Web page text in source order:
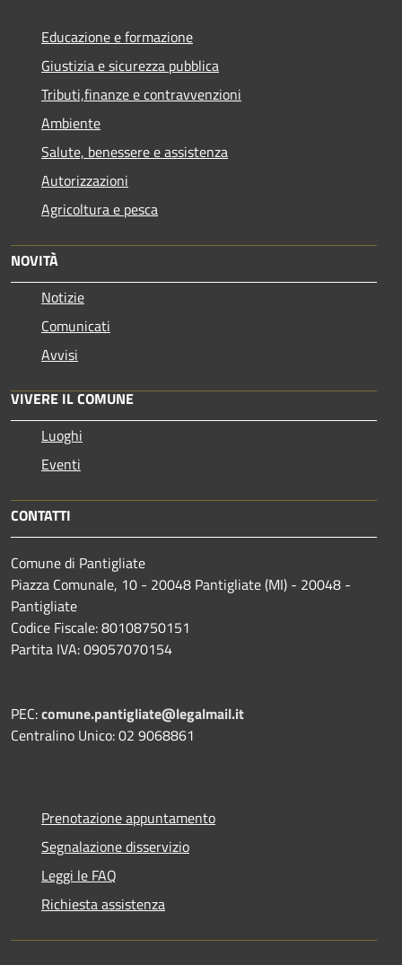
Educazione e formazione
Giustizia e sicurezza pubblica
Tributi,finanze e contravvenzioni
Ambiente
Salute, benessere e assistenza
Autorizzazioni
Agricoltura e pesca
NOVITÀ
Notizie
Comunicati
Avvisi
VIVERE IL COMUNE
Luoghi
Eventi
CONTATTI
Comune di Pantigliate
Piazza Comunale, 10 - 20048 Pantigliate (MI) - 20048 -
Pantigliate
Codice Fiscale: 80108750151
Partita IVA: 09057070154
PEC:comune.pantigliate@legalmail.it
Centralino Unico: 02 9068861
Prenotazione appuntamento
Segnalazione disservizio
Leggi le FAQ
Richiesta assistenza